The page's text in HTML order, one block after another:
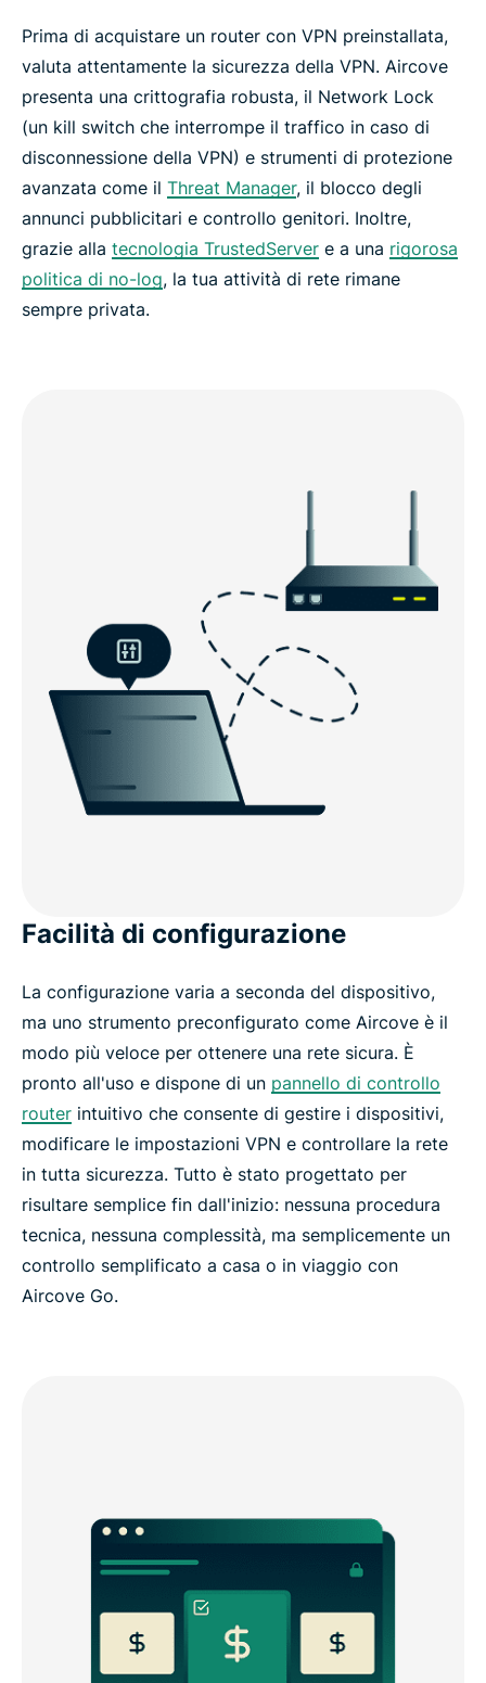
Prima di acquistare un router con VPN preinstallata,
valuta attentamente la sicurezza della VPN. Aircove
presenta una crittografia robusta, il Network Lock
(un kill switch che interrompe il traffico in caso di
disconnessione della VPN) e strumenti di protezione
avanzata come il Threat Manager, il blocco degli
annunci pubblicitari e controllo genitori. Inoltre,
grazie alla tecnologia TrustedServer e a una rigorosa
politica di no-log, la tua attività di rete rimane
sempre privata.
Facilità di configurazione
La configurazione varia a seconda del dispositivo,
ma uno strumento preconfigurato come Aircove è il
modo più veloce per ottenere una rete sicura. È
pronto all'uso e dispone di un pannello di controllo
router intuitivo che consente di gestire i dispositivi,
modificare le impostazioni VPN e controllare la rete
in tutta sicurezza. Tutto è stato progettato per
risultare semplice fin dall'inizio: nessuna procedura
tecnica, nessuna complessità, ma semplicemente un
controllo semplificato a casa o in viaggio con
Aircove Go.